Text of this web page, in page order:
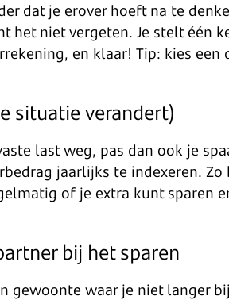
dat je erover hoeft na te
het niet vergeten. Je stelt één
en klaar! Tip: kies
situatie verandert)
last weg, pas dan ook je
jaarlijks te indexeren.
of je extra kunt sparen
bij het sparen
gewoonte waar je niet langer